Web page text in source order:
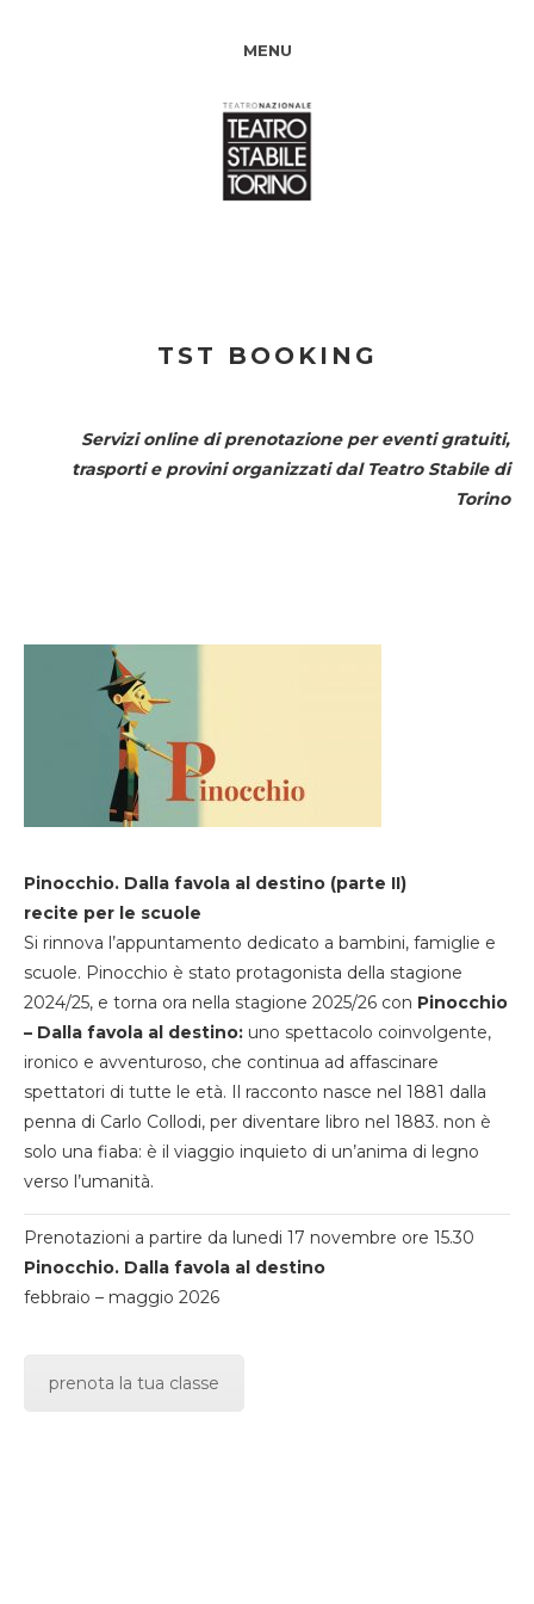
MENU
TST BOOKING
Servizi online di prenotazione per eventi gratuiti,
trasporti e provini organizzati dal Teatro Stabile di
Torino
Pinocchio. Dalla favola al destino (parte II)
recite per le scuole
Si rinnova l’appuntamento dedicato a bambini, famiglie e
scuole. Pinocchio è stato protagonista della stagione
2024/25, e torna ora nella stagione 2025/26 con Pinocchio
– Dalla favola al destino: uno spettacolo coinvolgente,
ironico e avventuroso, che continua ad affascinare
spettatori di tutte le età. Il racconto nasce nel 1881 dalla
penna di Carlo Collodi, per diventare libro nel 1883. non è
solo una fiaba: è il viaggio inquieto di un’anima di legno
verso l’umanità.
Prenotazioni a partire da lunedi 17 novembre ore 15.30
Pinocchio. Dalla favola al destino
febbraio – maggio 2026
prenota la tua classe